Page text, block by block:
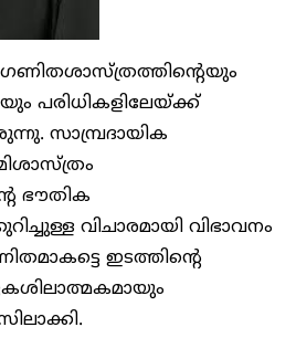
പരിധികളിലേയ്ക്ക്
സാമ്പ്രദായിക
ഭൗതിക
വിചാരമായി വിഭാവനം
ഇടത്തിന്റെ